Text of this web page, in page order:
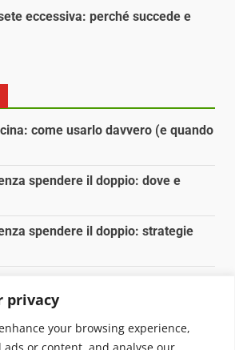
privacy
your browsing experience,
ads or content, and analyse our
eccessiva: perché succede e
come usarlo davvero (e quando
spendere il doppio: dove e
spendere il doppio: strategie
casa: 3 ingredienti che
chimici